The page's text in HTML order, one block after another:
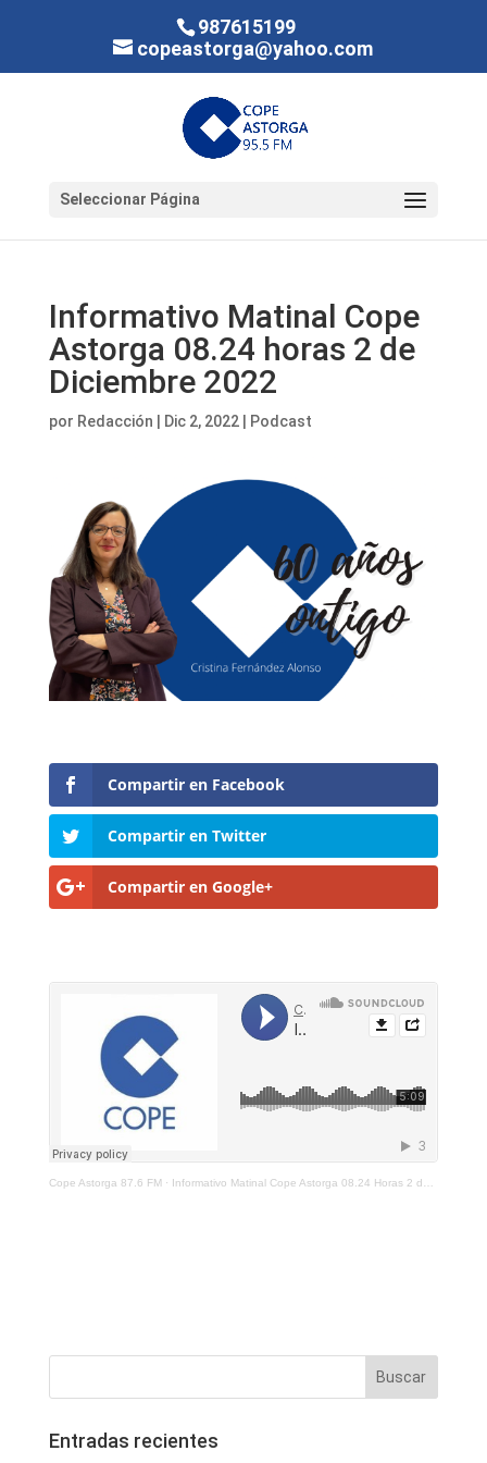
987615199
copeastorga@yahoo.com
Seleccionar Página
Informativo Matinal Cope
Astorga 08.24 horas 2 de
Diciembre 2022
por Redacción Dic 2, 2022| Podcast
Compartir en Facebook
Compartir en Twitter
Compartir en Google+
Cope Astorga 87.6 FM· Informativo Matinal Cope Astorga 08.24 Horas 2 de Diciembre 2022
Entradas recientes